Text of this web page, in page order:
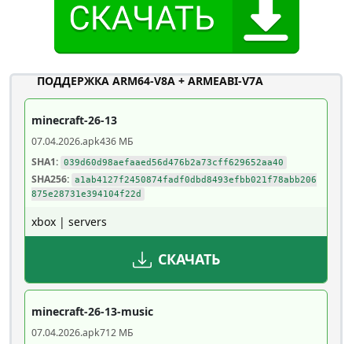
ПОДДЕРЖКА ARM64-V8A + ARMEABI-V7A
minecraft-26-13
07.04.2026.apk436 МБ
SHA1: 039d60d98aefaaed56d476b2a73cff629652aa40
SHA256: a1ab4127f2450874fadf0dbd8493efbb021f78abb206
875e28731e394104f22d
xbox | servers
СКАЧАТЬ
minecraft-26-13-music
07.04.2026.apk712 МБ